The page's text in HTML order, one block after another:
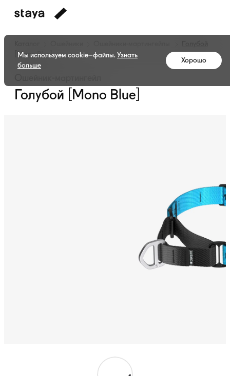
[Mono Blue]
Голубой [Mono Blue]
Мы используем cookie–файлы. Узнать
больше
Хорошо